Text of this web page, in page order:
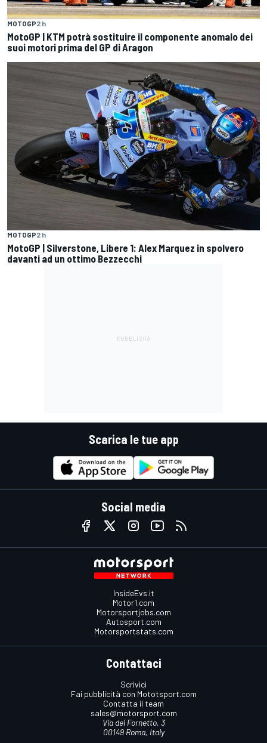
MOTOGP2 h
MotoGP | KTM potrà sostituire il componente anomalo dei
suoi motori prima del GP di Aragon
MOTOGP2 h
MotoGP | Silverstone, Libere 1: Alex Marquez in spolvero
davanti ad un ottimo Bezzecchi
Scarica le tue app
Social media
InsideEvs.it
Motor1.com
Motorsportjobs.com
Autosport.com
Motorsportstats.com
Contattaci
Scrivici
Fai pubblicità con Mototsport.com
Contatta il team
sales@motorsport.com
Via del Fornetto, 3
00149 Roma, Italy